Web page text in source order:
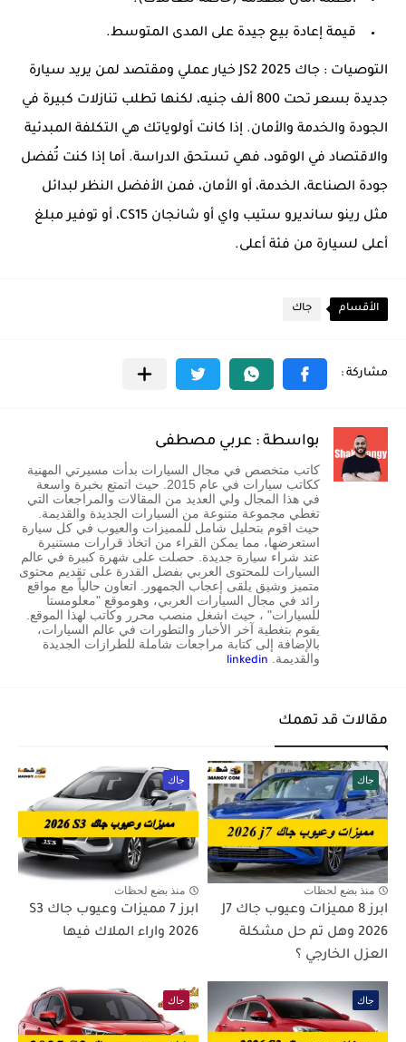
قيمة إعادة بيع جيدة على المدى المتوسط.
التوصيات : جاك JS2 2025 خيار عملي ومقتصد لمن يريد سيارة
جديدة بسعر تحت 800 ألف جنيه، لكنها تطلب تنازلات كبيرة في
الجودة والخدمة والأمان. إذا كانت أولوياتك هي التكلفة المبدئية
والاقتصاد في الوقود، فهي تستحق الدراسة. أما إذا كنت تُفضل
جودة الصناعة، الخدمة، أو الأمان، فمن الأفضل النظر لبدائل
مثل رينو سانديرو ستيب واي أو شانجان CS15، أو توفير مبلغ
أعلى لسيارة من فئة أعلى.
الأقسام جاك
بواسطة : عربي مصطفى
كاتب متخصص في مجال السيارات بدأت مسيرتي المهنية
ككاتب سيارات في عام 2015. حيث اتمتع بخبرة واسعة
في هذا المجال ولي العديد من المقالات والمراجعات التي
تغطي مجموعة متنوعة من السيارات الجديدة والقديمة.
حيث اقوم بتحليل شامل للمميزات والعيوب في كل سيارة
استعرضها، مما يمكن القراء من اتخاذ قرارات مستنيرة
عند شراء سيارة جديدة. حصلت على شهرة كبيرة في عالم
السيارات للمحتوى العربي بفضل القدرة على تقديم محتوى
متميز وشيق يلقى إعجاب الجمهور. اتعاون حالياً مع مواقع
رائد في مجال السيارات العربي، وهوموقع "معلومستا
للسيارات" ، حيث اشغل منصب محرر وكاتب لهذا الموقع.
يقوم بتغطية آخر الأخبار والتطورات في عالم السيارات،
بالإضافة إلى كتابة مراجعات شاملة للطرازات الجديدة
والقديمة.
linkedin
مقالات قد تهمك
جاك
منذ بضع لحظات
ابرز 8 مميزات وعيوب جاك J7
2026 وهل تم حل مشكلة
العزل الخارجي ؟
جاك
منذ بضع لحظات
ابرز 7 مميزات وعيوب جاك S3
2026 واراء الملاك فيها
جاك جاك